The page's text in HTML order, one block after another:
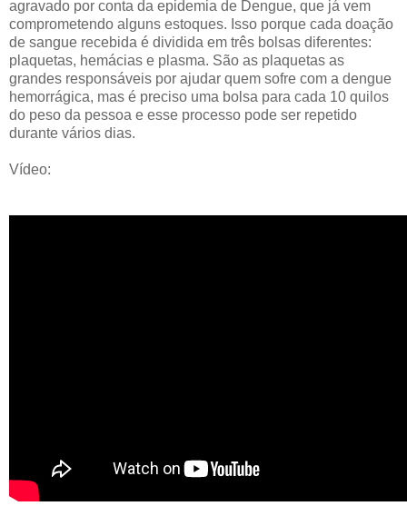
agravado por conta da epidemia de Dengue, que já vem
comprometendo alguns estoques. Isso porque cada doação
de sangue recebida é dividida em três bolsas diferentes:
plaquetas, hemácias e plasma. São as plaquetas as
grandes responsáveis por ajudar quem sofre com a dengue
hemorrágica, mas é preciso uma bolsa para cada 10 quilos
do peso da pessoa e esse processo pode ser repetido
durante vários dias.
Vídeo: